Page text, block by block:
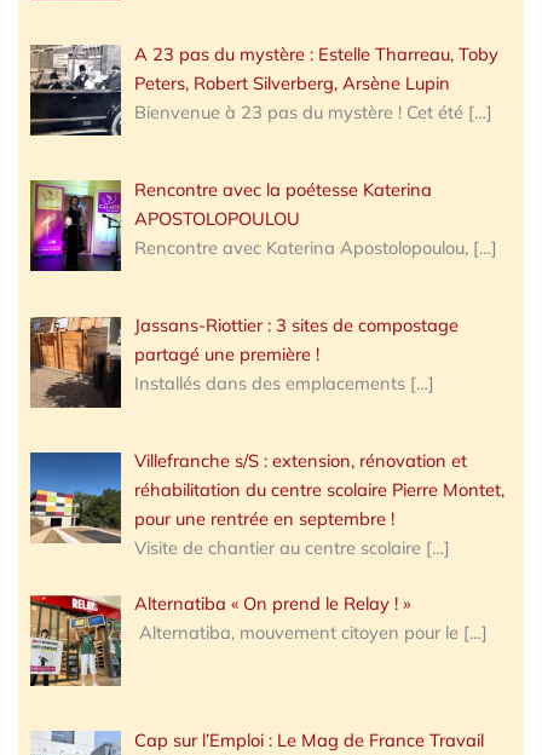
A 23 pas du mystère : Estelle Tharreau, Toby
Peters, Robert Silverberg, Arsène Lupin
Bienvenue à 23 pas du mystère ! Cet été […]
Rencontre avec la poétesse Katerina
APOSTOLOPOULOU
Rencontre avec Katerina Apostolopoulou, […]
Jassans-Riottier : 3 sites de compostage
partagé une première !
Installés dans des emplacements […]
Villefranche s/S : extension, rénovation et
réhabilitation du centre scolaire Pierre Montet,
pour une rentrée en septembre !
Visite de chantier au centre scolaire […]
Alternatiba « On prend le Relay ! »
Alternatiba, mouvement citoyen pour le […]
Cap sur l’Emploi : Le Mag de France Travail